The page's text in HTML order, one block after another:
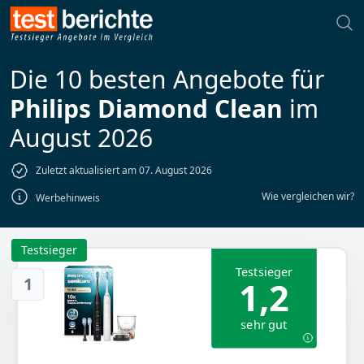
Die 10 besten Angebote für
Philips Diamond Clean im
August 2026
Zuletzt aktualisiert am 07. August 2026
Werbehinweis
Wie vergleichen wir?
1
Testsieger
Testsieger
1,2
sehr gut